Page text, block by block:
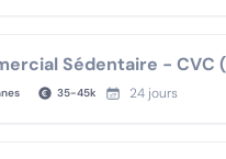
Sédentaire - CVC
35-45k 24 jours